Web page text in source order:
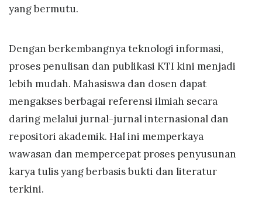
yang bermutu.
Dengan berkembangnya teknologi informasi,
proses penulisan dan publikasi KTI kini menjadi
lebih mudah. Mahasiswa dan dosen dapat
mengakses berbagai referensi ilmiah secara
daring melalui jurnal-jurnal internasional dan
repositori akademik. Hal ini memperkaya
wawasan dan mempercepat proses penyusunan
karya tulis yang berbasis bukti dan literatur
terkini.